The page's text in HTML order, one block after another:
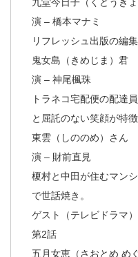
九堂今日子（くどうきょ
演 – 橋本マナミ
リフレッシュ出版の編集
鬼女島（きめじま）君
演 – 神尾楓珠
トラネコ宅配便の配達
と屈託のない笑顔が特
東雲（しののめ）さん
演 – 財前直見
榎村と中田が住むマン
で世話焼き。
ゲスト（テレビドラマ）
第2話
五月女恵（さおとめ め